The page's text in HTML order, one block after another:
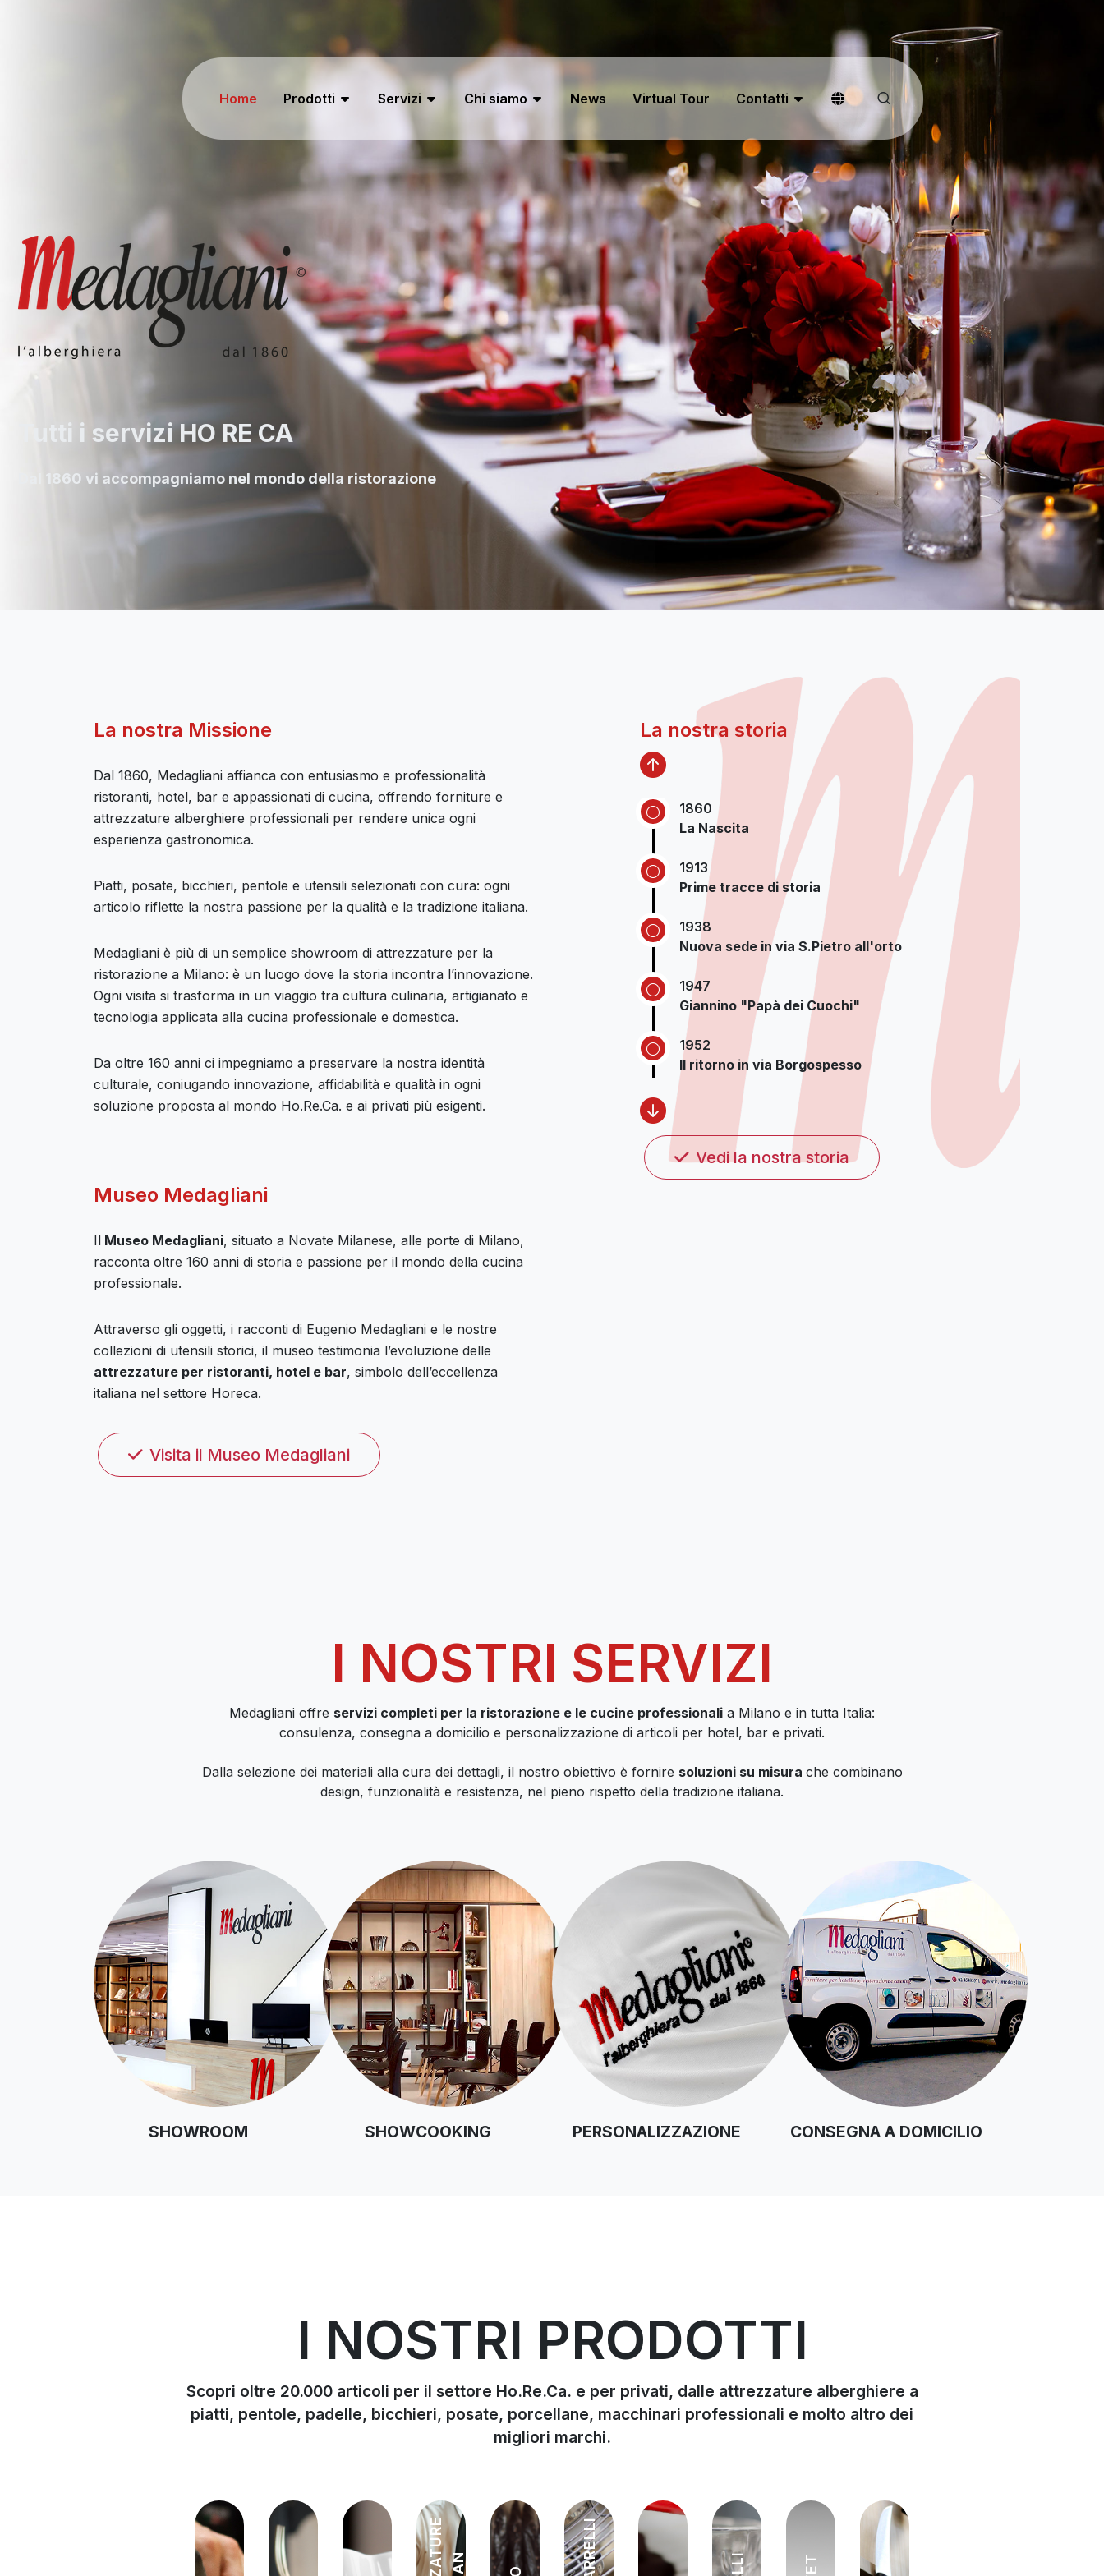
Home Prodotti Servizi Chi siamo News Virtual Tour Contatti
Tutti i servizi HO RE CA
Dal 1860 vi accompagniamo nel mondo della ristorazione
La nostra Missione
Dal 1860, Medagliani affianca con entusiasmo e professionalità
ristoranti, hotel, bar e appassionati di cucina, offrendo forniture e
attrezzature alberghiere professionali per rendere unica ogni
esperienza gastronomica.
Piatti, posate, bicchieri, pentole e utensili selezionati con cura: ogni
articolo riflette la nostra passione per la qualità e la tradizione italiana.
Medagliani è più di un semplice showroom di attrezzature per la
ristorazione a Milano: è un luogo dove la storia incontra l’innovazione.
Ogni visita si trasforma in un viaggio tra cultura culinaria, artigianato e
tecnologia applicata alla cucina professionale e domestica.
Da oltre 160 anni ci impegniamo a preservare la nostra identità
culturale, coniugando innovazione, affidabilità e qualità in ogni
soluzione proposta al mondo Ho.Re.Ca. e ai privati più esigenti.
Museo Medagliani
Il Museo Medagliani, situato a Novate Milanese, alle porte di Milano,
racconta oltre 160 anni di storia e passione per il mondo della cucina
professionale.
Attraverso gli oggetti, i racconti di Eugenio Medagliani e le nostre
collezioni di utensili storici, il museo testimonia l’evoluzione delle
attrezzature per ristoranti, hotel e bar, simbolo dell’eccellenza
italiana nel settore Horeca.
Visita il Museo Medagliani
La nostra storia
1860
La Nascita
1913
Prime tracce di storia
1938
Nuova sede in via S.Pietro all'orto
1947
Giannino "Papà dei Cuochi"
1952
Il ritorno in via Borgospesso
Il Centenario
1965
Nuova sede in via Carlo Tenca
Vedi la nostra storia
I NOSTRI SERVIZI
Medagliani offre servizi completi per la ristorazione e le cucine professionali a Milano e in tutta Italia:
consulenza, consegna a domicilio e personalizzazione di articoli per hotel, bar e privati.
Dalla selezione dei materiali alla cura dei dettagli, il nostro obiettivo è fornire soluzioni su misura che combinano
design, funzionalità e resistenza, nel pieno rispetto della tradizione italiana.
SHOWROOM SHOWCOOKING PERSONALIZZAZIONE CONSEGNA A DOMICILIO
I NOSTRI PRODOTTI
Scopri oltre 20.000 articoli per il settore Ho.Re.Ca. e per privati, dalle attrezzature alberghiere a
piatti, pentole, padelle, bicchieri, posate, porcellane, macchinari professionali e molto altro dei
migliori marchi.